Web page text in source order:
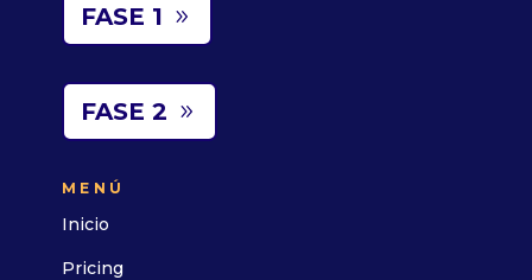
FASE 1
FASE 2
MENÚ
Inicio
Pricing